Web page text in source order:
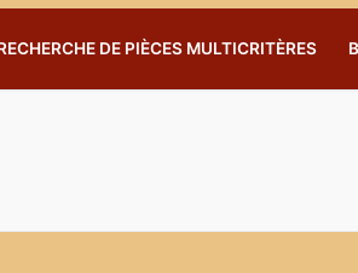
DE PIÈCES MULTICRITÈRES